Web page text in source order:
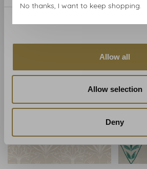
Allow all
Allow selection
Deny
Tres Tintas paneel
Tres
No thanks, I want to keep shopping.